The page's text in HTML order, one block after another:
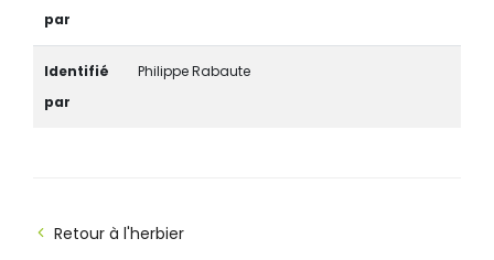
par
Identifié
par
Philippe Rabaute
Retour à l'herbier